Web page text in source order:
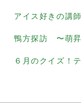
アイス好きの講
鴨方探訪 〜萌昇
６月のクイズ！